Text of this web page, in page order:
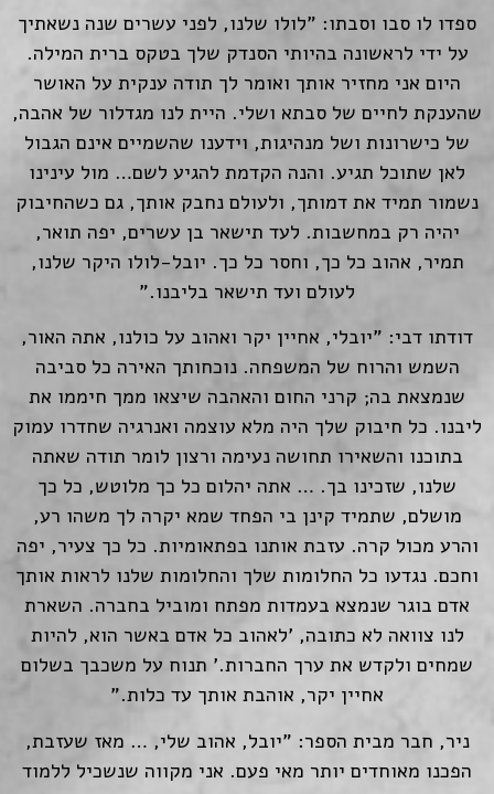
ספדו לו סבו וסבתו: "לולו שלנו, לפני עשרים שנה נשאתיך
על ידי לראשונה בהיותי הסנדק שלך בטקס ברית המילה.
היום אני מחזיר אותך ואומר לך תודה ענקית על האושר
שהענקת לחיים של סבתא ושלי. היית לנו מגדלור של אהבה,
של כישרונות ושל מנהיגות, וידענו שהשמיים אינם הגבול
לאן שתוכל תגיע. והנה הקדמת להגיע לשם… מול עינינו
נשמור תמיד את דמותך, ולעולם נחבק אותך, גם כשהחיבוק
יהיה רק במחשבות. לעד תישאר בן עשרים, יפה תואר,
תמיר, אהוב כל כך, וחסר כל כך. יובל-לולו היקר שלנו,
לעולם ועד תישאר בליבנו."
דודתו דבי: "יובלי, אחיין יקר ואהוב על כולנו, אתה האור,
השמש והרוח של המשפחה. נוכחותך האירה כל סביבה
שנמצאת בה; קרני החום והאהבה שיצאו ממך חיממו את
ליבנו. כל חיבוק שלך היה מלא עוצמה ואנרגיה שחדרו עמוק
בתוכנו והשאירו תחושה נעימה ורצון לומר תודה שאתה
שלנו, שזכינו בך. … אתה יהלום כל כך מלוטש, כל כך
מושלם, שתמיד קינן בי הפחד שמא יקרה לך משהו רע,
והרע מכול קרה. עזבת אותנו בפתאומיות. כל כך צעיר, יפה
וחכם. נגדעו כל החלומות שלך והחלומות שלנו לראות אותך
אדם בוגר שנמצא בעמדות מפתח ומוביל בחברה. השארת
לנו צוואה לא כתובה, 'לאהוב כל אדם באשר הוא, להיות
שמחים ולקדש את ערך החברות.' תנוח על משכבך בשלום
אחיין יקר, אוהבת אותך עד כלות."
ניר, חבר מבית הספר: "יובל, אהוב שלי, … מאז שעזבת,
הפכנו מאוחדים יותר מאי פעם. אני מקווה שנשכיל ללמוד